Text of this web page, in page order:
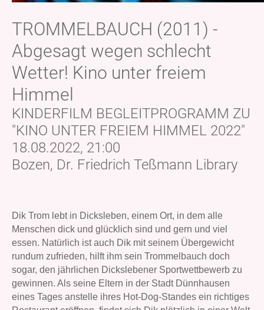
TROMMELBAUCH (2011) -
Abgesagt wegen schlecht
Wetter! Kino unter freiem
Himmel
KINDERFILM BEGLEITPROGRAMM ZU
"KINO UNTER FREIEM HIMMEL 2022"
18.08.2022, 21:00
Bozen, Dr. Friedrich Teßmann Library
Dik Trom lebt in Dicksleben, einem Ort, in dem alle
Menschen dick und glücklich sind und gern und viel
essen. Natürlich ist auch Dik mit seinem Übergewicht
rundum zufrieden, hilft ihm sein Trommelbauch doch
sogar, den jährlichen Dickslebener Sportwettbewerb zu
gewinnen. Als seine Eltern in der Stadt Dünnhausen
eines Tages anstelle ihres Hot-Dog-Standes ein richtiges